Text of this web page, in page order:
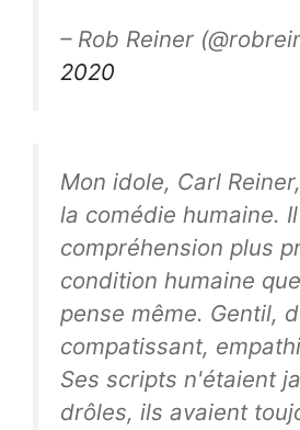
– Rob Reiner
2020
Mon idole, Carl
la comédie humaine.
compréhension plus
condition humaine
pense même. Gentil,
compatissant,
Ses scripts n'étaient
drôles, ils avaient